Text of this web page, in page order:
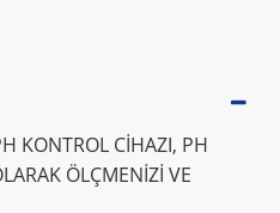
KONTROL CIHAZI, PH
ÖLÇMENIZI VE